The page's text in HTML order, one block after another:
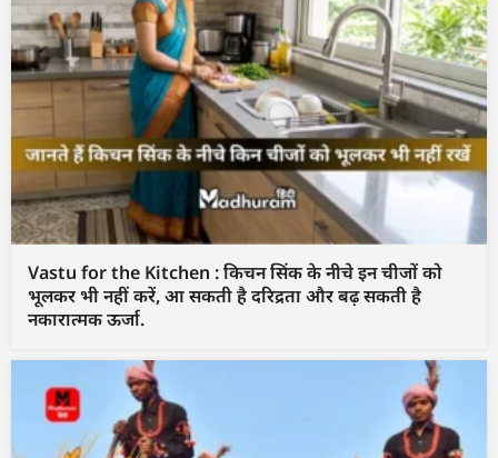
Vastu for the Kitchen : किचन सिंक के नीचे इन चीजों को
भूलकर भी नहीं करें, आ सकती है दरिद्रता और बढ़ सकती है
नकारात्मक ऊर्जा.